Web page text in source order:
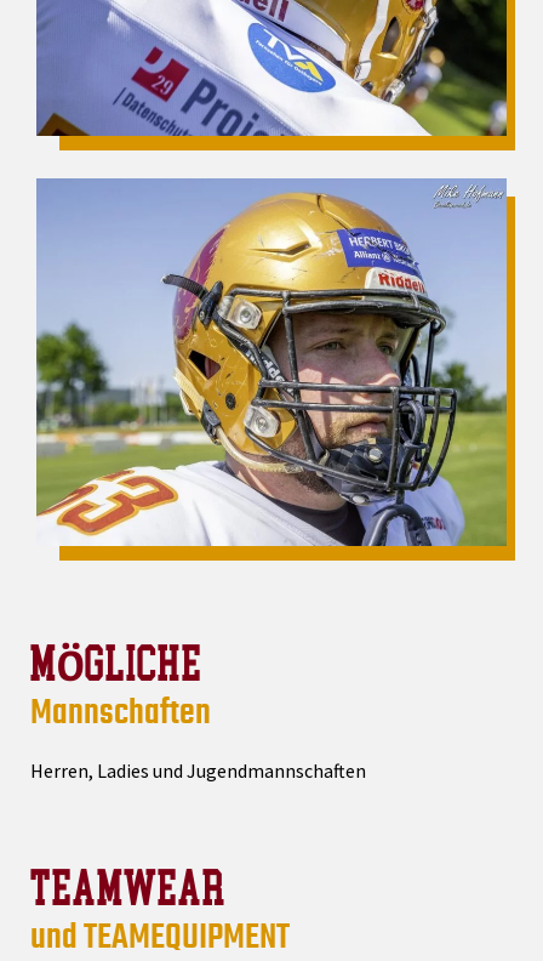
MÖGLICHE
Mannschaften
Herren, Ladies und Jugendmannschaften
TEAMWEAR
und TEAMEQUIPMENT